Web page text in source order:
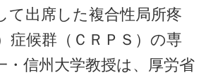
て出席した複合性局所疼
症候群（ＣＲＰＳ）の専
・信州大学教授は、厚労省